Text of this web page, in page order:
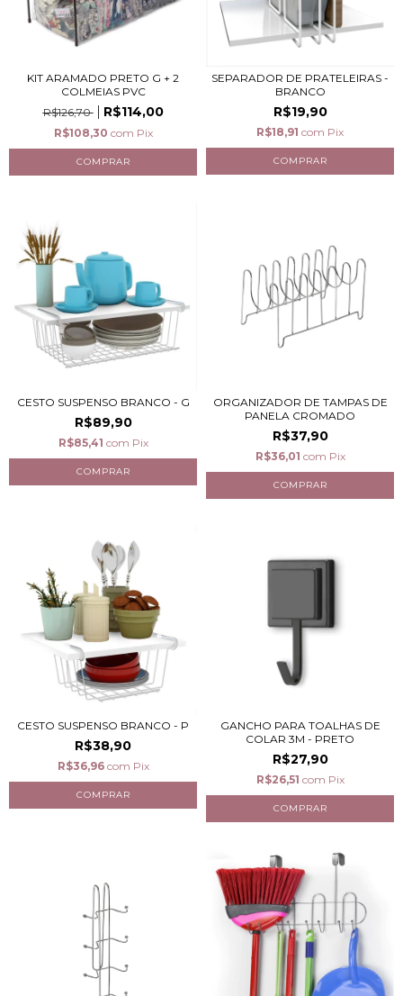
KIT ARAMADO PRETO G + 2
COLMEIAS PVC
R$126,70
R$114,00
R$108,30 com Pix
SEPARADOR DE PRATELEIRAS -
BRANCO
R$19,90
R$18,91 com Pix
CESTO SUSPENSO BRANCO - G
R$89,90
R$85,41 com Pix
ORGANIZADOR DE TAMPAS DE
PANELA CROMADO
R$37,90
R$36,01 com Pix
CESTO SUSPENSO BRANCO - P
R$38,90
R$36,96 com Pix
GANCHO PARA TOALHAS DE
COLAR 3M - PRETO
R$27,90
R$26,51 com Pix